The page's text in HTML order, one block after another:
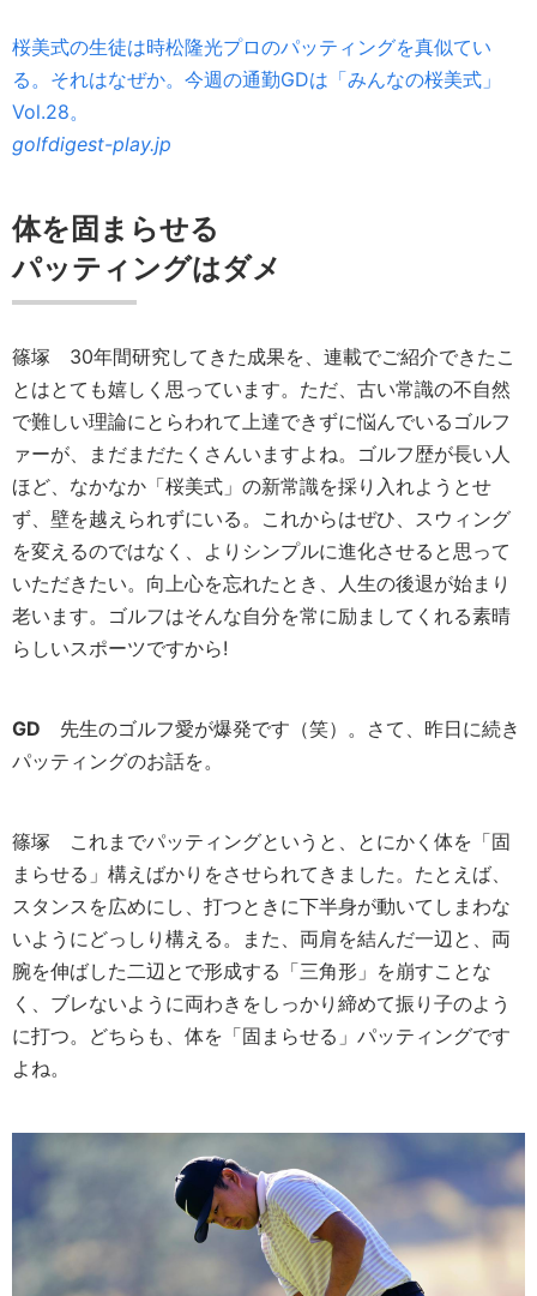
桜美式の生徒は時松隆光プロのパッティングを真似てい
る。それはなぜか。今週の通勤GDは「みんなの桜美式」
Vol.28。
golfdigest-play.jp
体を固まらせる
パッティングはダメ
篠塚 30年間研究してきた成果を、連載でご紹介できたこ
とはとても嬉しく思っています。ただ、古い常識の不自然
で難しい理論にとらわれて上達できずに悩んでいるゴルフ
ァーが、まだまだたくさんいますよね。ゴルフ歴が長い人
ほど、なかなか「桜美式」の新常識を採り入れようとせ
ず、壁を越えられずにいる。これからはぜひ、スウィング
を変えるのではなく、よりシンプルに進化させると思って
いただきたい。向上心を忘れたとき、人生の後退が始まり
老います。ゴルフはそんな自分を常に励ましてくれる素晴
らしいスポーツですから!
GD 先生のゴルフ愛が爆発です（笑）。さて、昨日に続き
パッティングのお話を。
篠塚 これまでパッティングというと、とにかく体を「固
まらせる」構えばかりをさせられてきました。たとえば、
スタンスを広めにし、打つときに下半身が動いてしまわな
いようにどっしり構える。また、両肩を結んだ一辺と、両
腕を伸ばした二辺とで形成する「三角形」を崩すことな
く、ブレないように両わきをしっかり締めて振り子のよう
に打つ。どちらも、体を「固まらせる」パッティングです
よね。